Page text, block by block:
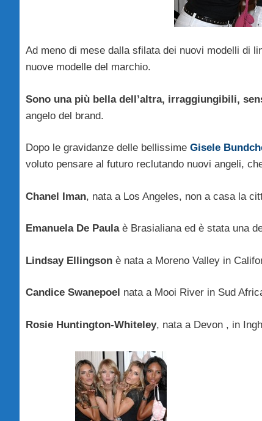
Ad meno di mese dalla sfilata dei nuovi modelli di
nuove modelle del marchio.
Sono una più bella dell’altra, irraggiungibili,
angelo del brand.
Dopo le gravidanze delle bellissime Gisele
voluto pensare al futuro reclutando nuovi angeli,
Chanel Iman, nata a Los Angeles, non a casa la
Emanuela De Paulaè Brasialiana ed è stata una
Lindsay Ellingson è nata a Moreno Valley in
Candice Swanepoel nata a Mooi River in Sud
Rosie Huntington-Whiteley, nata a Devon , in